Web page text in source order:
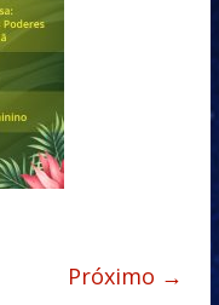
Próximo →